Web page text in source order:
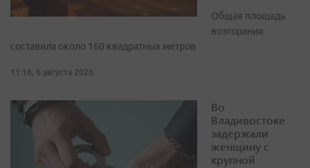
Общая площадь
возгорания
составила около 160 квадратных метров
11:16, 6 августа 2026
Во
Владивостоке
задержали
женщину с
крупной